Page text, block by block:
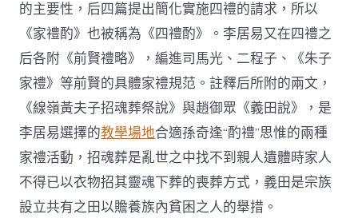
的主要性，后四篇提出簡化實施四禮的請求，所以
《家禮酌》也被稱為《四禮酌》。李居易又在四禮之
后各附《前賢禮略》，編進司馬光、二程子、《朱子
家禮》等前賢的具體家禮規范。註釋后所附的兩文，
《線嶺黃夫子招魂葬祭說》與趙御眾《義田說》，是
李居易選擇的教學場地合適孫奇逢“酌禮”思惟的兩種
家禮活動，招魂葬是亂世之中找不到親人遺體時家人
不得已以衣物招其靈魂下葬的喪葬方式，義田是宗族
設立共有之田以贍養族內貧困之人的舉措。